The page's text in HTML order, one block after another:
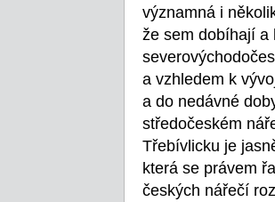
významná i
že sem dobíhají a
a vzhledem k
a do nedávné
středočeském
Třebívlicku je
která se právem
českých nářečí